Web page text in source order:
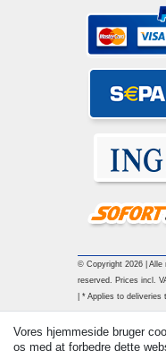
© Copyright 2026 | Alle
reserved. Prices incl.
| * Applies to deliveries
Vores hjemmeside bruger
os med at forbedre dette
Withdraw